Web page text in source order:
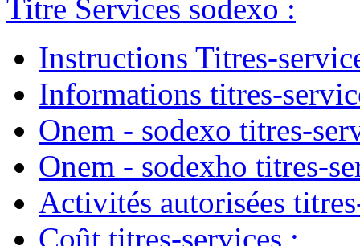
Titre Services sodexo :
Instructions Titres-
Informations titres-
Onem - sodexo titres-
Onem - sodexho titres-
Activités autorisées
Coût titres-services ;